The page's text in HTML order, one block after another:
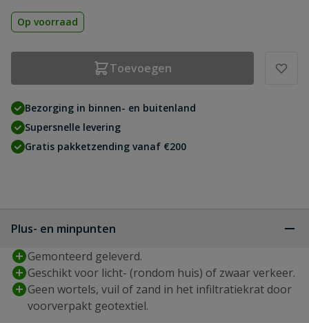
Op voorraad
Toevoegen
Bezorging in binnen- en buitenland
Supersnelle levering
Gratis pakketzending vanaf €200
Plus- en minpunten
Gemonteerd geleverd.
Geschikt voor licht- (rondom huis) of zwaar verkeer.
Geen wortels, vuil of zand in het infiltratiekrat door
voorverpakt geotextiel.